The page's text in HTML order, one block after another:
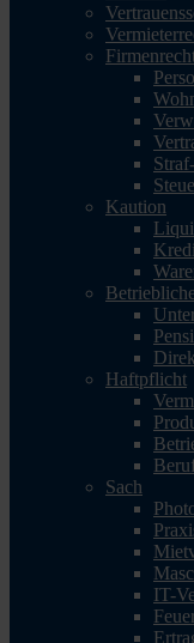
Kaution
Haftpflicht
Sach
IT-